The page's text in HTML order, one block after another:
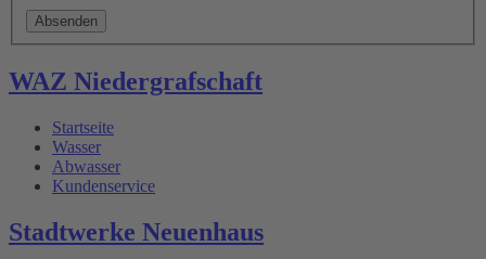
WAZ Niedergrafschaft
Startseite
Wasser
Abwasser
Kundenservice
Stadtwerke Neuenhaus